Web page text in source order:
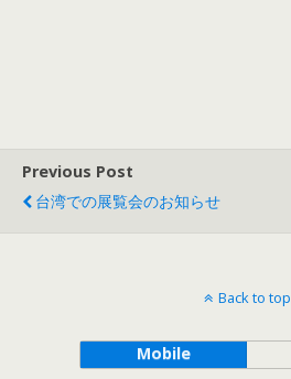
Previous Post
台湾での展覧会のお知らせ
Back to top
Mobile